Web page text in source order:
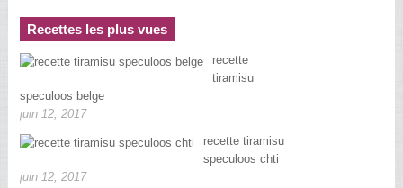
Recettes les plus vues
recette
tiramisu
speculoos belge
juin 12, 2017
recette tiramisu
speculoos chti
juin 12, 2017